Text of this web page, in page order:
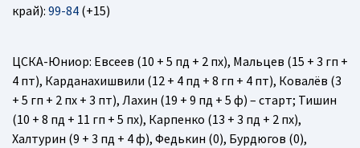
край): 99-84 (+15)
ЦСКА-Юниор: Евсеев (10 + 5 пд + 2 пх), Мальцев (15 + 3 гп +
4 пт), Карданахишвили (12 + 4 пд + 8 гп + 4 пт), Ковалёв (3
+ 5 гп + 2 пх + 3 пт), Лахин (19 + 9 пд + 5 ф) – старт; Тишин
(10 + 8 пд + 11 гп + 5 пх), Карпенко (13 + 3 пд + 2 пх),
Халтурин (9 + 3 пд + 4 ф), Федькин (0), Бурдюгов (0),